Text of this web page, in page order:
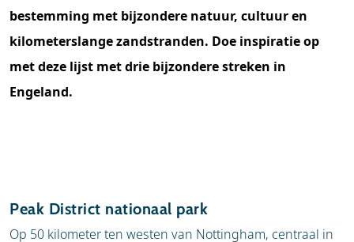
bestemming met bijzondere natuur, cultuur en
kilometerslange zandstranden. Doe inspiratie op
met deze lijst met drie bijzondere streken in
Engeland.
Peak District nationaal park
Op 50 kilometer ten westen van Nottingham, centraal in